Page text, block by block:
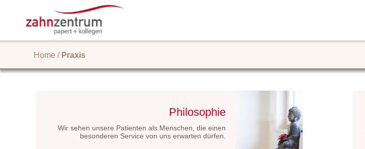
Home / Praxis
Philosophie
Wir sehen unsere Patienten als Menschen, die einen
besonderen Service von uns erwarten dürfen.